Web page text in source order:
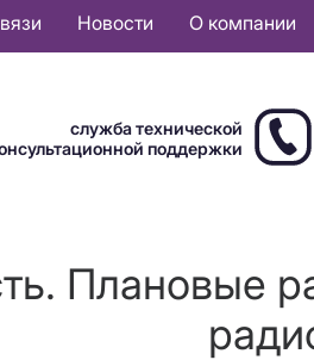
Новости О компании
служба технической
поддержки
Плановые